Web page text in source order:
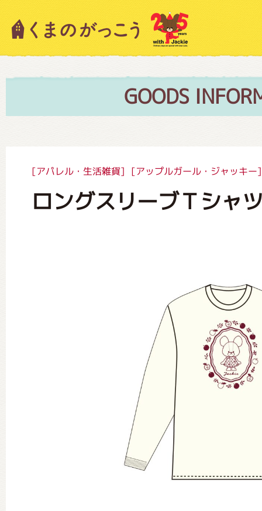
GOODS
[アパレル・生活雑貨] [アップルガール・ジャッキー]
ロングスリーブＴシャ
キャラクター紹介
絵本・作家紹介
グッズインフォメーション
ミュージカル・コンサート
おたのしみコンテンツ(クイズ・
チア ジャッキーズ！